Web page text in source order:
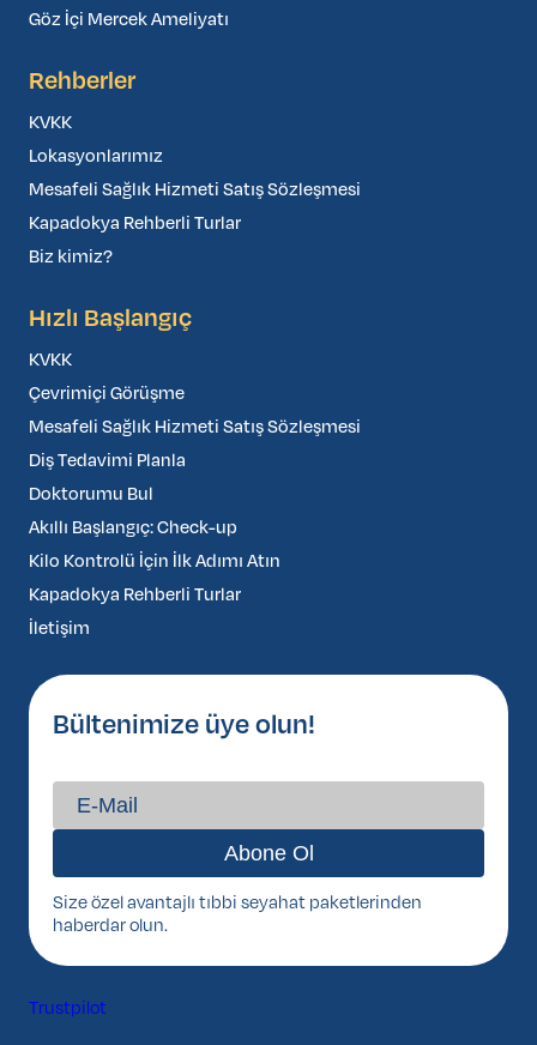
Göz İçi Mercek Ameliyatı
Rehberler
KVKK
Lokasyonlarımız
Mesafeli Sağlık Hizmeti Satış Sözleşmesi
Kapadokya Rehberli Turlar
Biz kimiz?
Hızlı Başlangıç
KVKK
Çevrimiçi Görüşme
Mesafeli Sağlık Hizmeti Satış Sözleşmesi
Diş Tedavimi Planla
Doktorumu Bul
Akıllı Başlangıç: Check-up
Kilo Kontrolü İçin İlk Adımı Atın
Kapadokya Rehberli Turlar
İletişim
Bültenimize üye olun!
Size özel avantajlı tıbbi seyahat paketlerinden
haberdar olun.
Trustpilot